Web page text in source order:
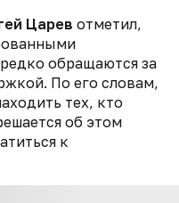
Царев отметил,
обращаются за
По его словам,
тех, кто
об этом
к